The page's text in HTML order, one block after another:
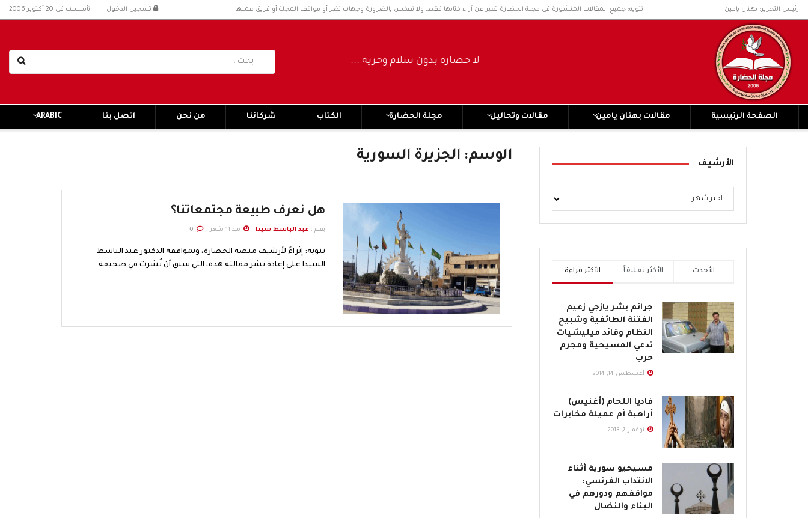
رئيس التحرير: بهنان يامين تنويه: جميع المقالات المنشورة في مجلة الحضارة تعبر عن آراء كتابها فقط، ولا تعكس بالضرورة وجهات نظر أو مواقف المجلة أو فريق عملها. تسجيل الدخول تأسست في 20 أكتوبر 2006
لا حضارة بدون سلام وحرية ..... No civilization without peace and freedom
الصفحة الرئيسية مقالات بهنان يامين مقالات وتحاليل مجلة الحضارة الكتاب شركائنا من نحن اتصل بنا ARABIC
الوسم: الجزيرة السورية
هل نعرف طبيعة مجتمعاتنا؟
بقلم . عبد الباسط سيدا منذ 11 شهر
تنويه: إثراءً لأرشيف منصة الحضارة، وبموافقة الدكتور عبد الباسط
السيدا على إعادة نشر مقالته هذه، التي سبق أن نُشرت في صحيفة ...
الأرشيف
الأكثر قراءة الأكثر تعليقاً الأحدث
جرائم بشر يازجي زعيم
الفتنة الطائفية وشبيح
النظام وقائد ميليشيات
تدعي المسيحية ومجرم
حرب
أغسطس 14, 2014
فاديا اللحام (أغنيس)
أراهبة أم عميلة مخابرات
نوفمبر 7, 2013
مسيحيو سورية أثناء
الانتداب الفرنسي:
مواقفهم ودورهم في
البناء والنضال